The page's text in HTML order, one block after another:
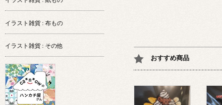
おすすめ商品
イラスト雑貨 : 布もの
イラスト雑貨 : その他